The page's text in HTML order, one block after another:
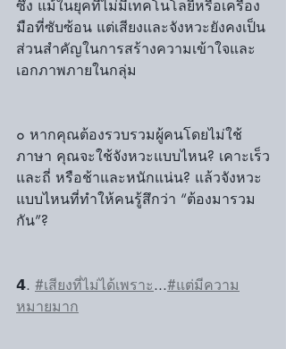
ซึ้ง แม้ในยุคที่ไม่มีเทคโนโลยีหรือเครื่อง
มือที่ซับซ้อน แต่เสียงและจังหวะยังคงเป็น
ส่วนสำคัญในการสร้างความเข้าใจและ
เอกภาพภายในกลุ่ม
๐ หากคุณต้องรวบรวมผู้คนโดยไม่ใช้
ภาษา คุณจะใช้จังหวะแบบไหน? เคาะเร็ว
และถี่ หรือช้าและหนักแน่น? แล้วจังหวะ
แบบไหนที่ทำให้คนรู้สึกว่า “ต้องมารวม
กัน”?
𝟰. #เสียงที่ไม่ได้เพราะ...#แต่มีความ
หมายมาก